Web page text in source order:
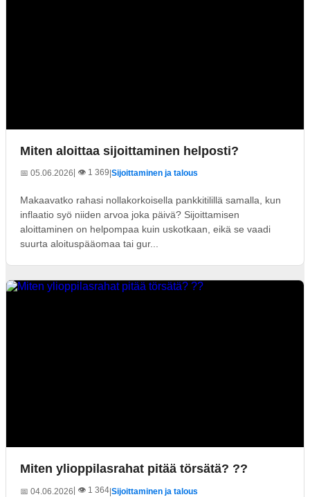
Miten aloittaa sijoittaminen helposti?
📅 05.06.2026| 👁️ 1 369 Sijoittaminen ja talous
Makaavatko rahasi nollakorkoisella pankkitilillä samalla, kun
inflaatio syö niiden arvoa joka päivä? Sijoittamisen
aloittaminen on helpompaa kuin uskotkaan, eikä se vaadi
suurta aloituspääomaa tai gur...
Miten ylioppilasrahat pitää törsätä? ??
📅 04.06.2026 | 👁️ 1 364|Sijoittaminen ja talous